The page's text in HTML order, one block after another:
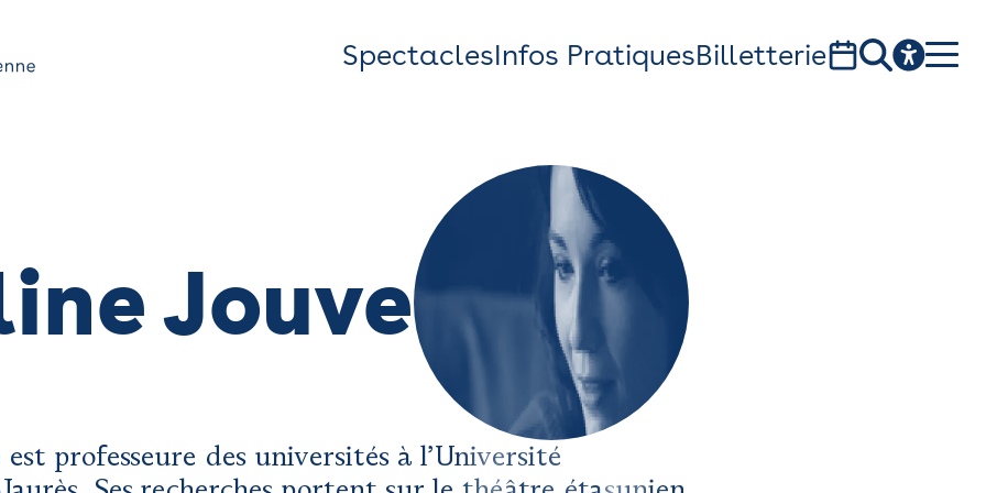
Top
Menu
SpectaclesInfos PratiquesBilletterie
1, av. du Chateau d'eau - 31300 Toulouse
Jouve
est professeure des universités à l’Université